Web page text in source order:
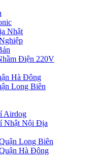
Nhật
Điện 220V
Hà Đông
Long Biên
Airdog
Nhật Nội Địa
Long Biên
Hà Đông